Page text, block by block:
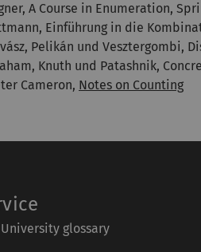
A Course in Enumeration,
Einführung in die
Pelikán und Vesztergombi,
Knuth und Patashnik,
Cameron, Notes on Counting
glossary